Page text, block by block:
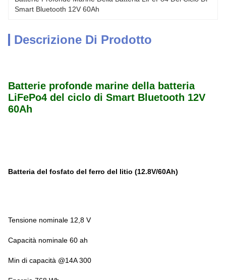
Smart Bluetooth 12V 60Ah
Descrizione Di Prodotto
Batterie profonde marine della batteria
LiFePo4 del ciclo di Smart Bluetooth 12V
60Ah
Batteria del fosfato del ferro del litio (12.8V/60Ah)
Tensione nominale 12,8 V
Capacità nominale 60 ah
Min di capacità @14A 300